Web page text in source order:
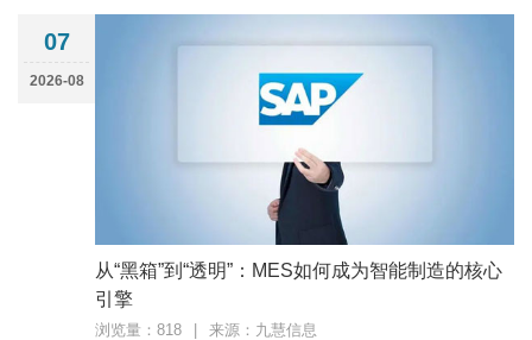
07
2026-08
从“黑箱”到“透明”：MES如何成为智能制造的核心
引擎
浏览量：818 来源：九慧信息